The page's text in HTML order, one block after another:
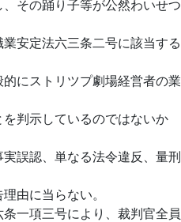
その踊り子等が公然わいせつ
安定法六三条二号に該当する
にストリツプ劇場経営者の業
判示しているのではないか
誤認、単なる法令違反、量刑
由に当らない。
一項三号により、裁判官全員